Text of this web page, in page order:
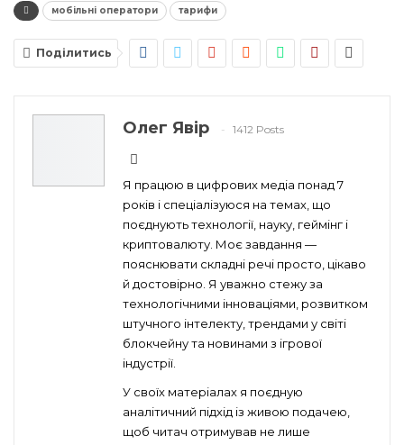
мобільні оператори тарифи
Поділитись
Олег Явір 1412 Posts
Я працюю в цифрових медіа понад 7
років і спеціалізуюся на темах, що
поєднують технології, науку, геймінг і
криптовалюту. Моє завдання —
пояснювати складні речі просто, цікаво
й достовірно. Я уважно стежу за
технологічними інноваціями, розвитком
штучного інтелекту, трендами у світі
блокчейну та новинами з ігрової
індустрії.
У своїх матеріалах я поєдную
аналітичний підхід із живою подачею,
щоб читач отримував не лише